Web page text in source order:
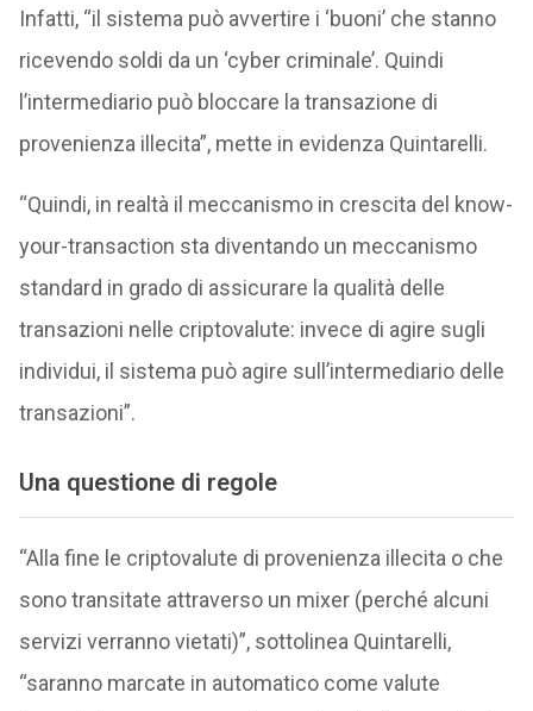
Infatti, “il sistema può avvertire i ‘buoni’ che stanno
ricevendo soldi da un ‘cyber criminale’. Quindi
l’intermediario può bloccare la transazione di
provenienza illecita”, mette in evidenza Quintarelli.
“Quindi, in realtà il meccanismo in crescita del know-
your-transaction sta diventando un meccanismo
standard in grado di assicurare la qualità delle
transazioni nelle criptovalute: invece di agire sugli
individui, il sistema può agire sull’intermediario delle
transazioni”.
Una questione di regole
“Alla fine le criptovalute di provenienza illecita o che
sono transitate attraverso un mixer (perché alcuni
servizi verranno vietati)”, sottolinea Quintarelli,
“saranno marcate in automatico come valute